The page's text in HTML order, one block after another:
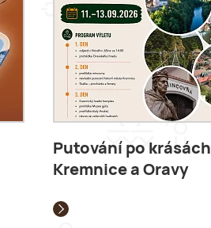
Putování po krásách
Kremnice a Oravy